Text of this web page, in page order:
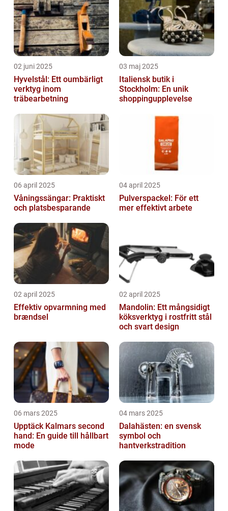
02 juni 2025
Hyvelstål: Ett oumbärligt
verktyg inom
träbearbetning
03 maj 2025
Italiensk butik i
Stockholm: En unik
shoppingupplevelse
06 april 2025
Våningssängar: Praktiskt
och platsbesparande
04 april 2025
Pulverspackel: För ett
mer effektivt arbete
02 april 2025
Effektiv opvarmning med
brændsel
02 april 2025
Mandolin: Ett mångsidigt
köksverktyg i rostfritt stål
och svart design
06 mars 2025
Upptäck Kalmars second
hand: En guide till hållbart
mode
04 mars 2025
Dalahästen: en svensk
symbol och
hantverkstradition